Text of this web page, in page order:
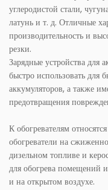
углеродистой стали,
латунь и т. д. Отличные
производительность и
резки.
Зарядные устройства
быстро использовать для
аккумуляторов, а также
предотвращения
К обогревателям
обогреватели на
дизельном топливе и
для обогрева помещений
и на открытом воздухе.